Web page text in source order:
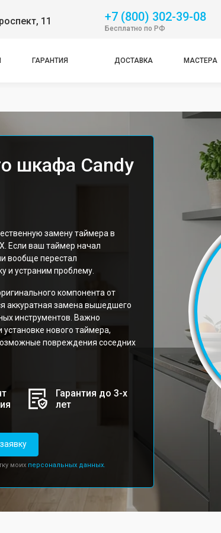
11 +7 (800) 302-39-08
Бесплатно по РФ
ГАРАНТИЯ ДОСТАВКА МАСТЕРА
шкафа Candy
замену таймера в
Если ваш таймер начал
вообще перестал
и устраним проблему.
компонента от
аккуратная замена вышедшего
инструментов. Важно
нового таймера,
повреждения соседних
Гарантия до 3-х
лет
моих персональных данных.